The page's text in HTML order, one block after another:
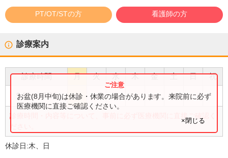
PT/OT/STの方 看護師の方
診療案内
診療時間 月 火 水 木 金 土 日 祝
9:30〜 17:30 ● ● ● ● ●
診療時間・内容等について、事前に必ず医療機関に直接ご確認く
お盆(8月中旬)は休診・休業の場合があります。来院前に必ず
医療機関に直接ご確認ください。
×閉じる
休診日:木、日